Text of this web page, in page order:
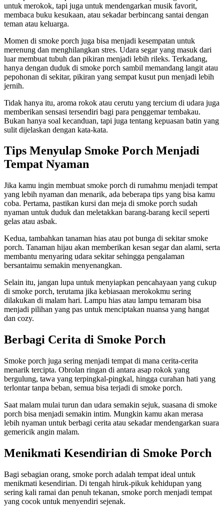
untuk merokok, tapi juga untuk mendengarkan musik favorit,
membaca buku kesukaan, atau sekadar berbincang santai dengan
teman atau keluarga.
Momen di smoke porch juga bisa menjadi kesempatan untuk
merenung dan menghilangkan stres. Udara segar yang masuk dari
luar membuat tubuh dan pikiran menjadi lebih rileks. Terkadang,
hanya dengan duduk di smoke porch sambil memandang langit atau
pepohonan di sekitar, pikiran yang sempat kusut pun menjadi lebih
jernih.
Tidak hanya itu, aroma rokok atau cerutu yang tercium di udara juga
memberikan sensasi tersendiri bagi para penggemar tembakau.
Bukan hanya soal kecanduan, tapi juga tentang kepuasan batin yang
sulit dijelaskan dengan kata-kata.
Tips Menyulap Smoke Porch Menjadi
Tempat Nyaman
Jika kamu ingin membuat smoke porch di rumahmu menjadi tempat
yang lebih nyaman dan menarik, ada beberapa tips yang bisa kamu
coba. Pertama, pastikan kursi dan meja di smoke porch sudah
nyaman untuk duduk dan meletakkan barang-barang kecil seperti
gelas atau asbak.
Kedua, tambahkan tanaman hias atau pot bunga di sekitar smoke
porch. Tanaman hijau akan memberikan kesan segar dan alami, serta
membantu menyaring udara sekitar sehingga pengalaman
bersantaimu semakin menyenangkan.
Selain itu, jangan lupa untuk menyiapkan pencahayaan yang cukup
di smoke porch, terutama jika kebiasaan merokokmu sering
dilakukan di malam hari. Lampu hias atau lampu temaram bisa
menjadi pilihan yang pas untuk menciptakan nuansa yang hangat
dan cozy.
Berbagi Cerita di Smoke Porch
Smoke porch juga sering menjadi tempat di mana cerita-cerita
menarik tercipta. Obrolan ringan di antara asap rokok yang
bergulung, tawa yang terpingkal-pingkal, hingga curahan hati yang
terlontar tanpa beban, semua bisa terjadi di smoke porch.
Saat malam mulai turun dan udara semakin sejuk, suasana di smoke
porch bisa menjadi semakin intim. Mungkin kamu akan merasa
lebih nyaman untuk berbagi cerita atau sekadar mendengarkan suara
gemericik angin malam.
Menikmati Kesendirian di Smoke Porch
Bagi sebagian orang, smoke porch adalah tempat ideal untuk
menikmati kesendirian. Di tengah hiruk-pikuk kehidupan yang
sering kali ramai dan penuh tekanan, smoke porch menjadi tempat
yang cocok untuk menyendiri sejenak.